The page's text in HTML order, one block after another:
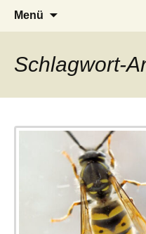
LUCKX
– das Magazin
Menü
Schlagwort-